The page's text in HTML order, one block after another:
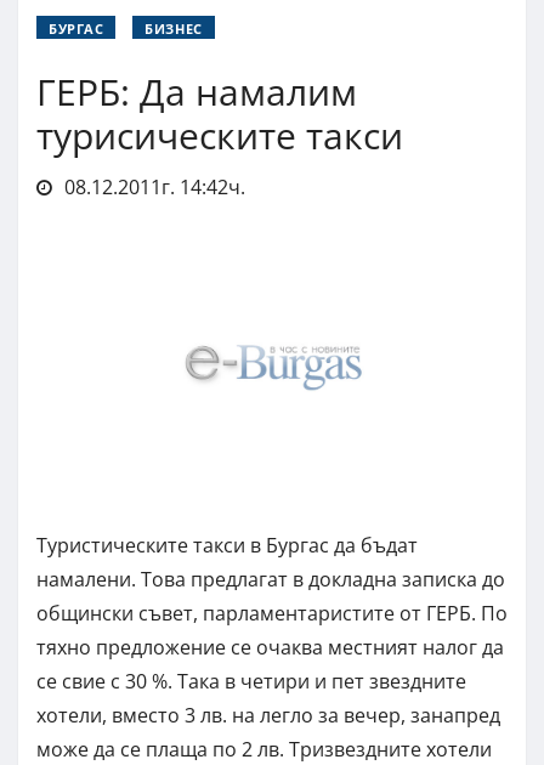
БУРГАС БИЗНЕС
ГЕРБ: Да намалим
турисическите такси
08.12.2011г. 14:42ч.
Туристическите такси в Бургас да бъдат
намалени. Това предлагат в докладна записка до
общински съвет, парламентаристите от ГЕРБ. По
тяхно предложение се очаква местният налог да
се свие с 30 %. Така в четири и пет звездните
хотели, вместо 3 лв. на легло за вечер, занапред
може да се плаща по 2 лв. Тризвездните хотели